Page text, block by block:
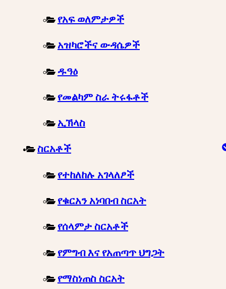
የአፍ ወለምታዎች
አዝካሮችና ውዳሴዎች
ዱዓዕ
የመልካም ስራ ትሩፋቶች
ኢኽላስ
ስርአቶች
የተከለከሉ አገላለፆች
የቁርአን አነባበብ ስርአት
የሰላምታ ስርአቶች
የምግብ እና የአጠጣጥ ህግጋት
የማስነጠስ ስርአት